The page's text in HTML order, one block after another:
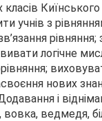
Киїнського
учнів з
рівняння;
логічне
нових
і
ведмедя,